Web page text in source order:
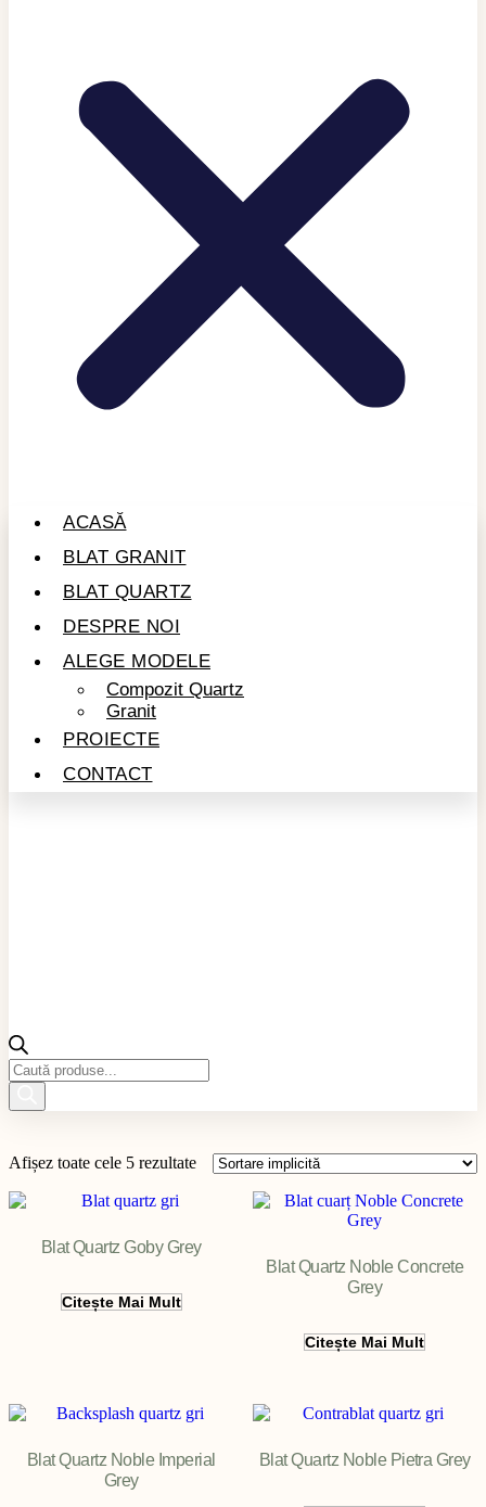
ACASĂ
BLAT GRANIT
BLAT QUARTZ
DESPRE NOI
ALEGE MODELE
Compozit Quartz
Granit
PROIECTE
CONTACT
Products
search
Afișez toate cele 5 rezultate
Blat Quartz Goby Grey
Citește Mai Mult
Blat Quartz Noble Concrete
Grey
Citește Mai Mult
Blat Quartz Noble Imperial
Grey
Blat Quartz Noble Pietra Grey